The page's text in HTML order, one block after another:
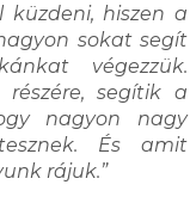
hiszen a
sokat segít
végezzük.
segítik a
nagyon nagy
És amit
rájuk.”